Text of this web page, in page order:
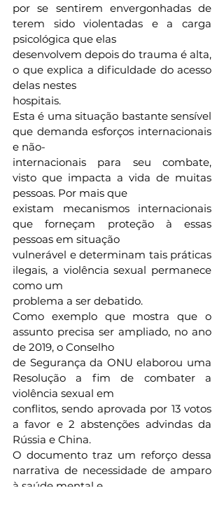
por se sentirem envergonhadas de
terem sido violentadas e a carga
psicológica que elas
desenvolvem depois do trauma é alta,
o que explica a dificuldade do acesso
delas nestes
hospitais.
Esta é uma situação bastante sensível
que demanda esforços internacionais
e não-
internacionais para seu combate,
visto que impacta a vida de muitas
pessoas. Por mais que
existam mecanismos internacionais
que forneçam proteção à essas
pessoas em situação
vulnerável e determinam tais práticas
ilegais, a violência sexual permanece
como um
problema a ser debatido.
Como exemplo que mostra que o
assunto precisa ser ampliado, no ano
de 2019, o Conselho
de Segurança da ONU elaborou uma
Resolução a fim de combater a
violência sexual em
conflitos, sendo aprovada por 13 votos
a favor e 2 abstenções advindas da
Rússia e China.
O documento traz um reforço dessa
narrativa de necessidade de amparo
à saúde mental e